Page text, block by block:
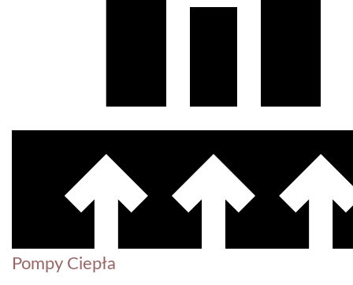
Pompy Ciepła